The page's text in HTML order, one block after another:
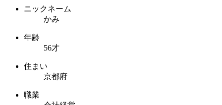
ニックネーム
かみ
年齢
56才
住まい
京都府
職業